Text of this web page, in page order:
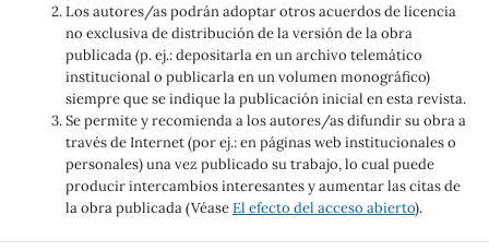
Los autores/as podrán adoptar otros acuerdos de licencia
no exclusiva de distribución de la versión de la obra
publicada (p. ej.: depositarla en un archivo telemático
institucional o publicarla en un volumen monográfico)
siempre que se indique la publicación inicial en esta revista.
Se permite y recomienda a los autores/as difundir su obra a
través de Internet (por ej.: en páginas web institucionales o
personales) una vez publicado su trabajo, lo cual puede
producir intercambios interesantes y aumentar las citas de
la obra publicada (VéaseEl efecto del acceso abierto).